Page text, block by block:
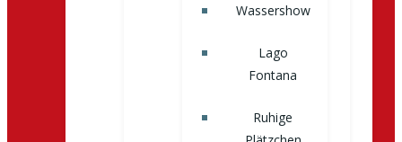
Wassershow
Lago
Fontana
Ruhige